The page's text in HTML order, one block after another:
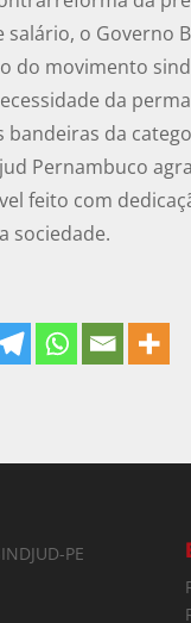
salário, o Governo
do movimento
da
bandeiras da
Pernambuco
feito com
sociedade.
PE